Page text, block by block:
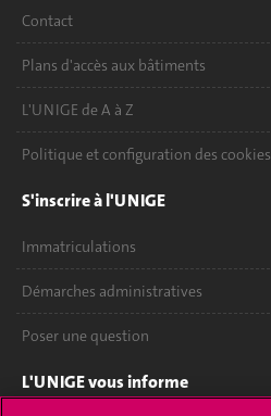
Contact
Plans d'accès aux bâtiments
L'UNIGE de A à Z
Politique et configuration des cookies
S'inscrire à l'UNIGE
Immatriculations
Démarches administratives
Poser une question
L'UNIGE vous informe